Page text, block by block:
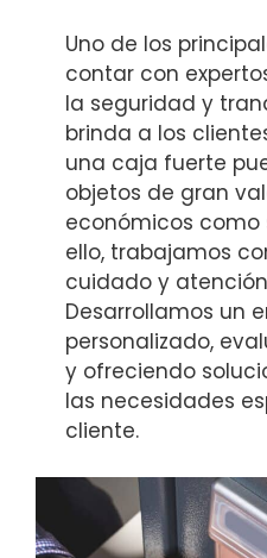
Uno de los
contar con
la seguridad y
brinda a los
una caja fuerte
objetos de gran
económicos como
ello, trabajamos
cuidado y
Desarrollamos un
personalizado,
y ofreciendo
las necesidades
cliente.